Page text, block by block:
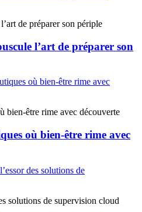
de préparer son périple
l’art de préparer son
bien-être rime avec découverte
où bien-être rime avec
solutions de supervision cloud